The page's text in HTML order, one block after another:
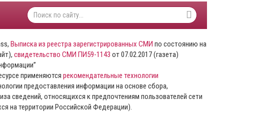
Выписка из реестра зарегистрированных СМИ по состоянию на
свидетельство СМИ ПИ59-1143 от 07.02.2017 (газета)
применяются рекомендательные технологии
предоставления информации на основе сбора,
сведений, относящихся к предпочтениям пользователей сети
на территории Российской Федерации).